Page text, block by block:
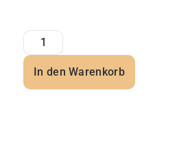
In den Warenkorb